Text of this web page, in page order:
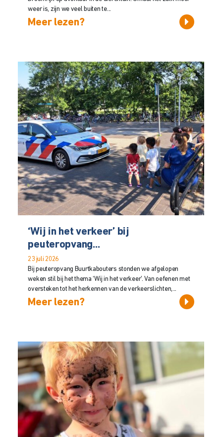
weer is, zijn we veel buiten te...
Meer lezen?
‘Wij in het verkeer’ bij
peuteropvang...
23 juli 2026
Bij peuteropvang Buurtkabouters stonden we afgelopen
weken stil bij het thema ‘Wij in het verkeer’. Van oefenen met
oversteken tot het herkennen van de verkeerslichten,...
Meer lezen?